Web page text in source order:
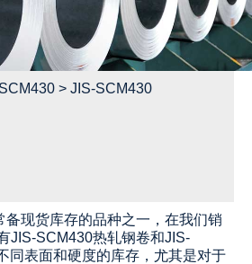
SCM430 > JIS-SCM430
备现货库存的品种之一，在我们销
JIS-SCM430热轧钢卷和JIS-
同表面和硬度的库存，尤其是对于